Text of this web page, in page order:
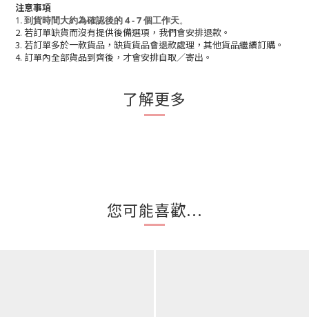
注意事項
1.到貨時間大約為確認後的 4 - 7 個工作天。
2. 若訂單缺貨而沒有提供後備選項，我們會安排退款。
3. 若訂單多於一款貨品，缺貨貨品會退款處理，其他貨品繼續訂購。
4. 訂單內全部貨品到齊後，才會安排自取／寄出。
了解更多
您可能喜歡...